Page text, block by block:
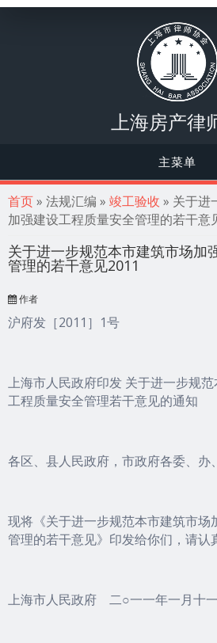
上海房产律
主菜单
你在这里
首页» 法规汇编 » 竣工验收 » 关于进
加强建设工程质量安全管理的若干意
关于进一步规范本市建筑市场加
管理的若干意见2011
作者
沪府发［2011］1号
上海市人民政府印发 关于进一步规
工程质量安全管理若干意见的通知
各区、县人民政府，市政府各委、办
现将《关于进一步规范本市建筑市场
管理的若干意见》印发给你们，请认
上海市人民政府 二○一一年一月十